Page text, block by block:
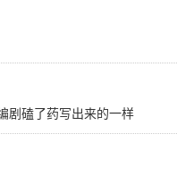
剧磕了药写出来的一样